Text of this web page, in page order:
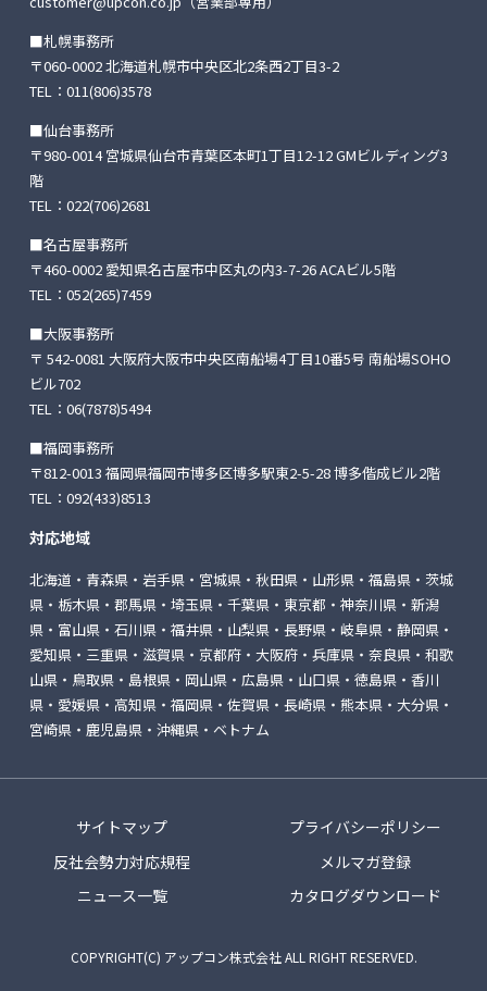
■札幌事務所
〒060-0002 北海道札幌市中央区北2条西2丁目3-2
TEL： 011(806)3578
■仙台事務所
〒980-0014 宮城県仙台市青葉区本町1丁目12-12GMビルディング3
階
TEL： 022(706)2681
■名古屋事務所
〒460-0002 愛知県名古屋市中区丸の内3-7-26ACAビル5階
TEL： 052(265)7459
■大阪事務所
〒 542-0081 大阪府大阪市中央区南船場4丁目10番5号 南船場SOHO
ビル702
TEL： 06(7878)5494
■福岡事務所
〒812-0013 福岡県福岡市博多区博多駅東2-5-28博多偕成ビル2階
TEL： 092(433)8513
対応地域
北海道・青森県・岩手県・宮城県・秋田県・山形県・福島県・茨城
県・栃木県・郡馬県・埼玉県・千葉県・東京都・神奈川県・新潟
県・富山県・石川県・福井県・山梨県・長野県・岐阜県・静岡県・
愛知県・三重県・滋賀県・京都府・大阪府・兵庫県・奈良県・和歌
山県・鳥取県・島根県・岡山県・広島県・山口県・徳島県・香川
県・愛媛県・高知県・福岡県・佐賀県・長崎県・熊本県・大分県・
宮崎県・鹿児島県・沖縄県・ベトナム
サイトマップ
プライバシーポリシー
反社会勢力対応規程
メルマガ登録
ニュース一覧
カタログダウンロード
COPYRIGHT(C) アップコン株式会社 ALL RIGHT RESERVED.